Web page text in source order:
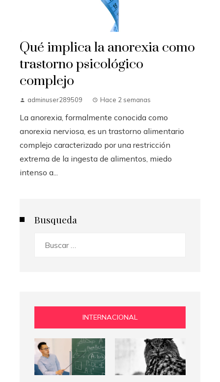
Qué implica la anorexia como
trastorno psicológico
complejo
adminuser289509 Hace 2 semanas
La anorexia, formalmente conocida como
anorexia nerviosa, es un trastorno alimentario
complejo caracterizado por una restricción
extrema de la ingesta de alimentos, miedo
intenso a...
Busqueda
INTERNACIONAL